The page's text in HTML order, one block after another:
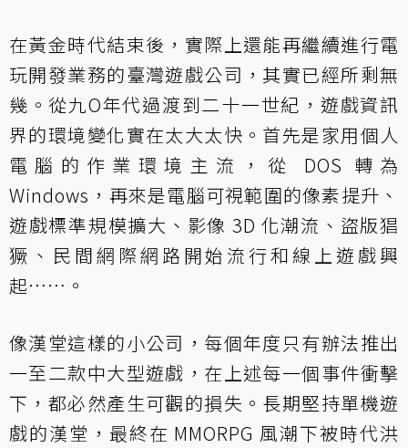
在黃金時代結束後，實際上還能再繼續進行電
玩開發業務的臺灣遊戲公司，其實已經所剩無
幾。從九O年代過渡到二十一世紀，遊戲資訊
界的環境變化實在太大太快。首先是家用個人
電腦的作業環境主流，從 DOS 轉為
Windows，再來是電腦可視範圍的像素提升、
遊戲標準規模擴大、影像 3D 化潮流、盜版猖
獗、民間網際網路開始流行和線上遊戲興
起⋯⋯。
像漢堂這樣的小公司，每個年度只有辦法推出
一至二款中大型遊戲，在上述每一個事件衝擊
下，都必然產生可觀的損失。長期堅持單機遊
戲的漢堂，最終在 MMORPG 風潮下被時代洪